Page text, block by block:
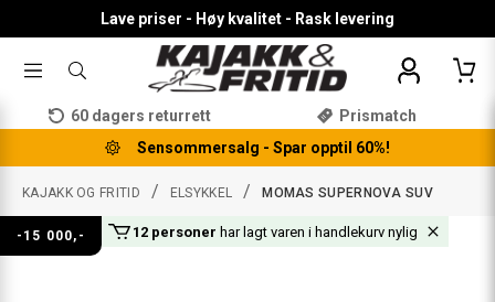
Lave priser - Høy kvalitet - Rask levering
TOGGLESØK
KATEGORI,
MERKE
60 dagers returrett
Prismatch
Sensommersalg - Spar opptil 60%!
KAJAKK OG FRITID / ELSYKKEL / MOMAS SUPERNOVA SUV
-15 000,- 12 personer har lagt varen i handlekurv nylig